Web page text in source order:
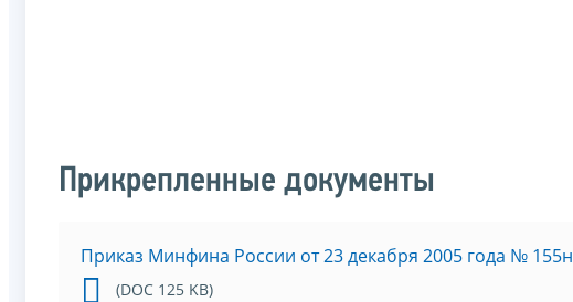
Прикрепленные документы
Приказ Минфина России от 23 декабря 2005 года № 155н
(DOC 125 KB)